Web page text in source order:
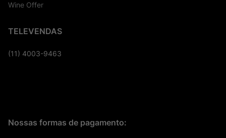
Wine Offer
TELEVENDAS
(11) 4003-9463
Nossas formas de pagamento: